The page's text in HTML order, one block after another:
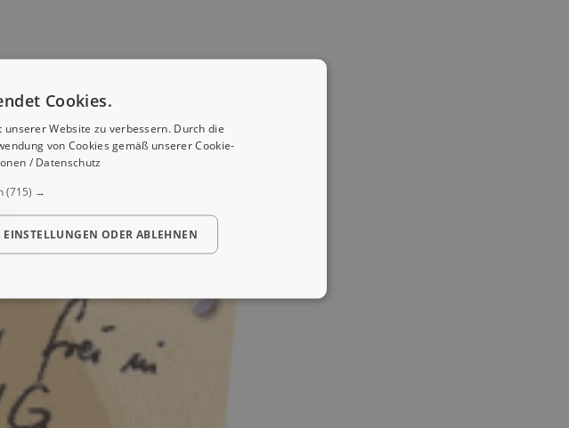
Cookies.
Website zu verbessern. Durch die
von Cookies gemäß unserer Cookie-
/ Datenschutz
(715) →
EINSTELLUNGEN ODER ABLEHNEN